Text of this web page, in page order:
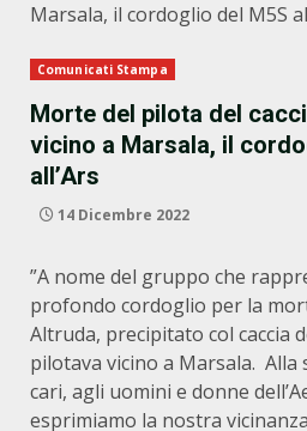
Marsala, il cordoglio del M5S
Comunicati Stampa
Morte del pilota del
vicino a Marsala, il
all’Ars
14 Dicembre 2022
”A nome del gruppo che
profondo cordoglio per la
Altruda, precipitato col caccia
pilotava vicino a Marsala. Alla
cari, agli uomini e donne
esprimiamo la nostra